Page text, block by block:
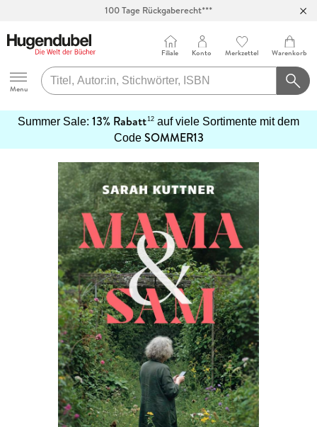
100 Tage Rückgaberecht***
Hugendubel
Menu
Filiale Konto Merkzettel Warenkorb
Summer Sale: 13% Rabatt12 auf viele Sortimente mit dem
Code SOMMER13
erfahren